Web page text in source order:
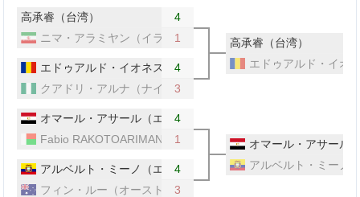
高承睿（台湾）
4
ニマ・アラミヤン（イラン）
1
エドゥアルド・イオネスク（ルーマニア）
4
クアドリ・アルナ（ナイジェリア）
3
オマール・アサール（エジプト）
4
Fabio RAKOTOARIMANANA（マダガスカル）
1
アルベルト・ミーノ（エクアドル）
4
フィン・ルー（オーストラリア）
3
高承睿（台湾）
エドゥアルド・イオ
オマール・アサール
アルベルト・ミーノ